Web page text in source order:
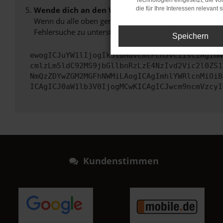
Wende dich an den Webseitenbetreiber.
Wenn du alle oben genannten Schritte versucht hast,
Fehlersuche zu unterstützen:
Kundenstimmen
die für Ihre Interessen relevant
Speichern